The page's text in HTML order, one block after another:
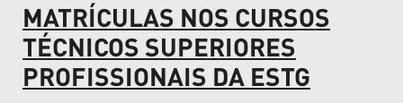
navegação
MATRÍCULAS NOS CURSOS
TÉCNICOS SUPERIORES
PROFISSIONAIS DA ESTG